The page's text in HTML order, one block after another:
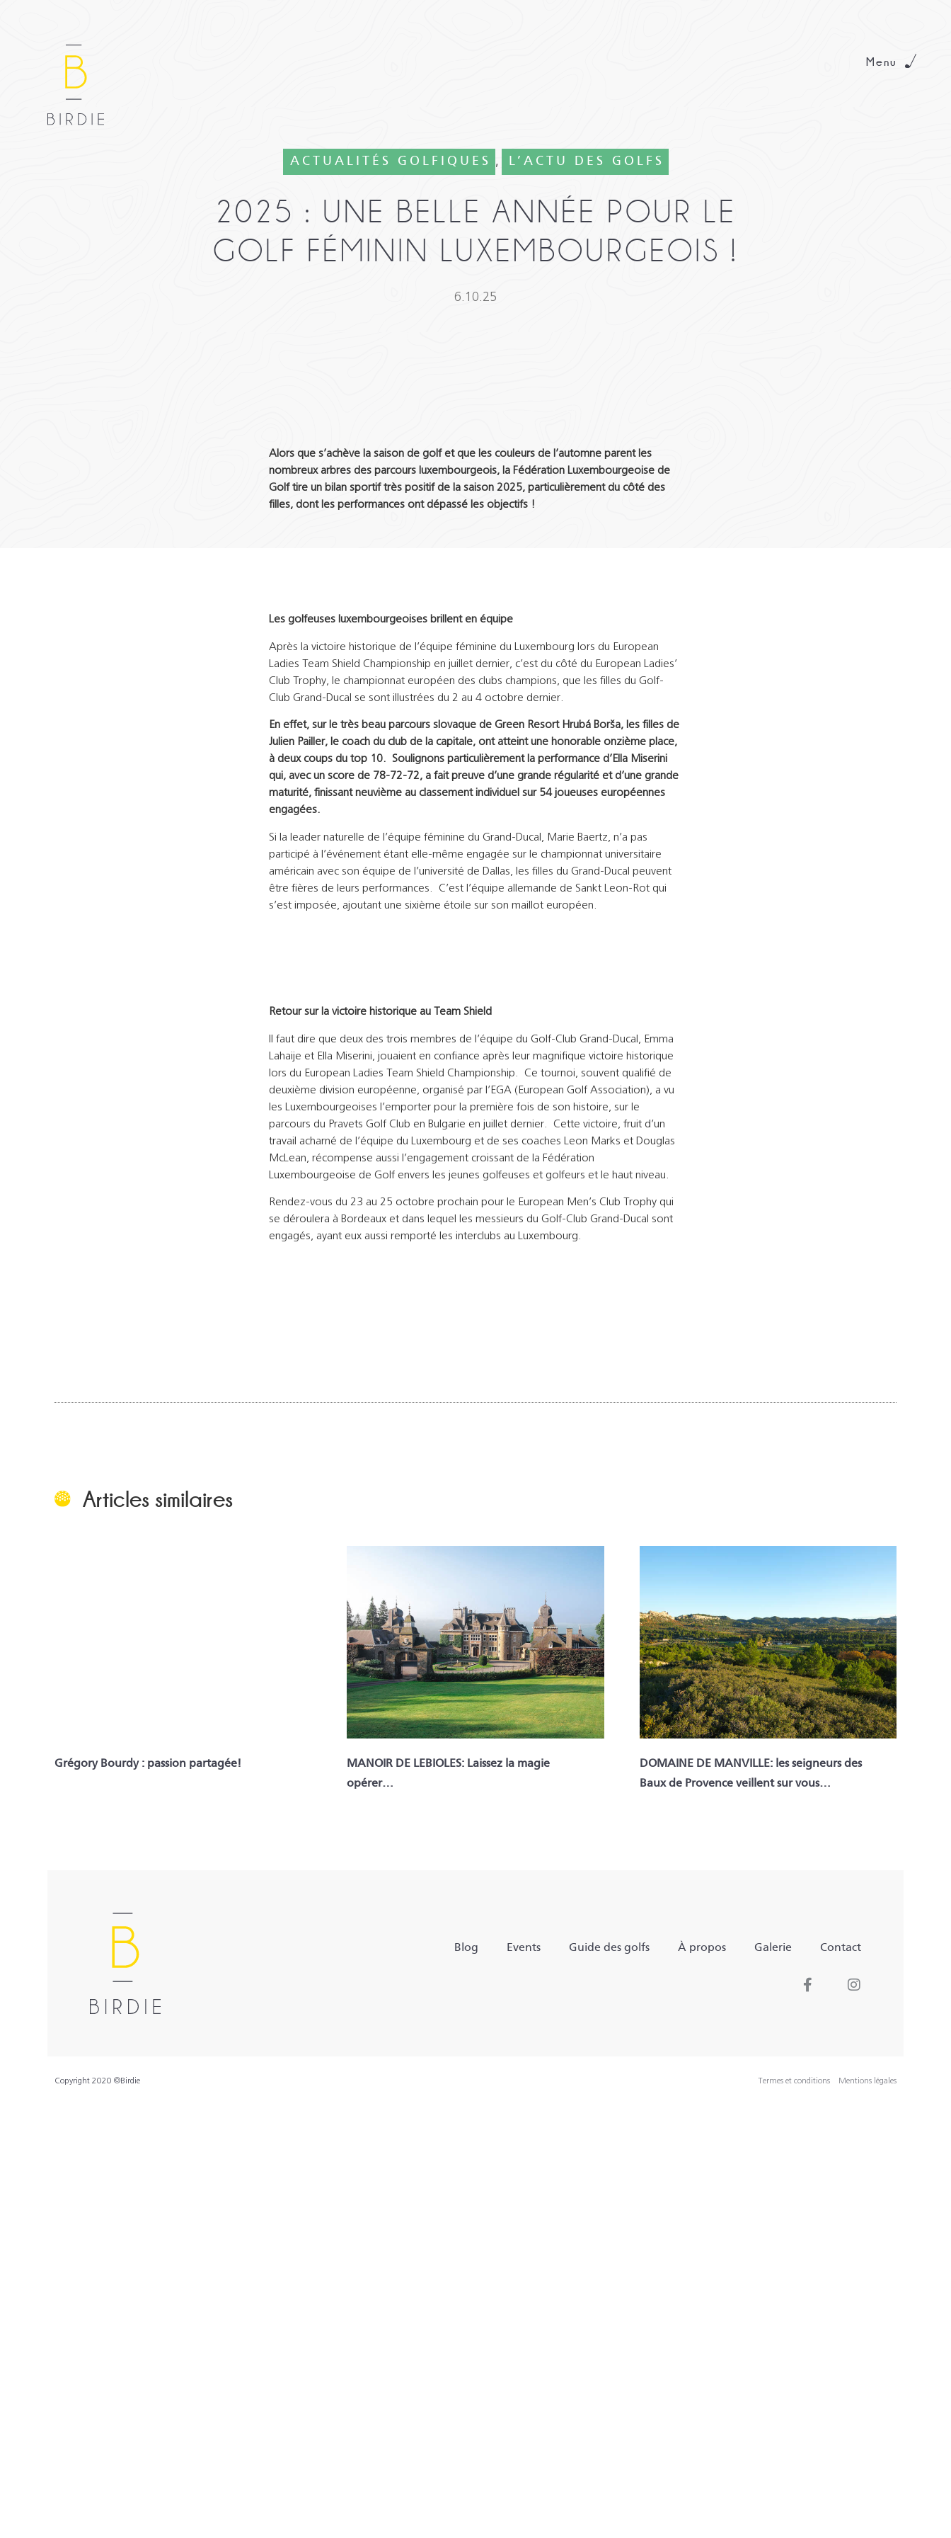
ACTUALITÉS GOLFIQUES , L’ACTU DES GOLFS
2025 : UNE BELLE ANNÉE POUR LE
GOLF FÉMININ LUXEMBOURGEOIS !
6.10.25
Alors que s’achève la saison de golf et que les couleurs de l’automne parent les
nombreux arbres des parcours luxembourgeois, la Fédération Luxembourgeoise de
Golf tire un bilan sportif très positif de la saison 2025, particulièrement du côté des
filles, dont les performances ont dépassé les objectifs !
Les golfeuses luxembourgeoises brillent en équipe
Après la victoire historique de l’équipe féminine du Luxembourg lors du European
Ladies Team Shield Championship en juillet dernier, c’est du côté du European Ladies’
Club Trophy, le championnat européen des clubs champions, que les filles du Golf-
Club Grand-Ducal se sont illustrées du 2 au 4 octobre dernier.
En effet, sur le très beau parcours slovaque de Green Resort Hrubá Borša, les filles de
Julien Pailler, le coach du club de la capitale, ont atteint une honorable onzième place,
à deux coups du top 10. Soulignons particulièrement la performance d’Ella Miserini
qui, avec un score de 78-72-72, a fait preuve d’une grande régularité et d’une grande
maturité, finissant neuvième au classement individuel sur 54 joueuses européennes
engagées.
Si la leader naturelle de l’équipe féminine du Grand-Ducal, Marie Baertz, n’a pas
participé à l’événement étant elle-même engagée sur le championnat universitaire
américain avec son équipe de l’université de Dallas, les filles du Grand-Ducal peuvent
être fières de leurs performances. C’est l’équipe allemande de Sankt Leon-Rot qui
s’est imposée, ajoutant une sixième étoile sur son maillot européen.
Retour sur la victoire historique au Team Shield
Il faut dire que deux des trois membres de l’équipe du Golf-Club Grand-Ducal, Emma
Lahaije et Ella Miserini, jouaient en confiance après leur magnifique victoire historique
lors du European Ladies Team Shield Championship. Ce tournoi, souvent qualifié de
deuxième division européenne, organisé par l’EGA (European Golf Association), a vu
les Luxembourgeoises l’emporter pour la première fois de son histoire, sur le
parcours du Pravets Golf Club en Bulgarie en juillet dernier. Cette victoire, fruit d’un
travail acharné de l’équipe du Luxembourg et de ses coaches Leon Marks et Douglas
McLean, récompense aussi l’engagement croissant de la Fédération
Luxembourgeoise de Golf envers les jeunes golfeuses et golfeurs et le haut niveau.
Rendez-vous du 23 au 25 octobre prochain pour le European Men’s Club Trophy qui
se déroulera à Bordeaux et dans lequel les messieurs du Golf-Club Grand-Ducal sont
engagés, ayant eux aussi remporté les interclubs au Luxembourg.
Articles similaires
Grégory Bourdy : passion partagée!
MANOIR DE LEBIOLES: Laissez la magie
opérer…
DOMAINE DE MANVILLE: les seigneurs des
Baux de Provence veillent sur vous…
Blog Events Guide des golfs À propos Galerie Contact
Copyright 2020 ©Birdie Termes et conditions Mentions légales
Menu